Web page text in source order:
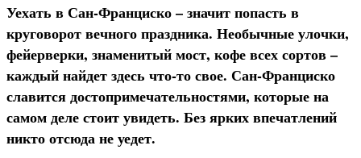
Уехать в Сан-Франциско – значит попасть в
круговорот вечного праздника. Необычные улочки,
фейерверки, знаменитый мост, кофе всех сортов –
каждый найдет здесь что-то свое. Сан-Франциско
славится достопримечательностями, которые на
самом деле стоит увидеть. Без ярких впечатлений
никто отсюда не уедет.